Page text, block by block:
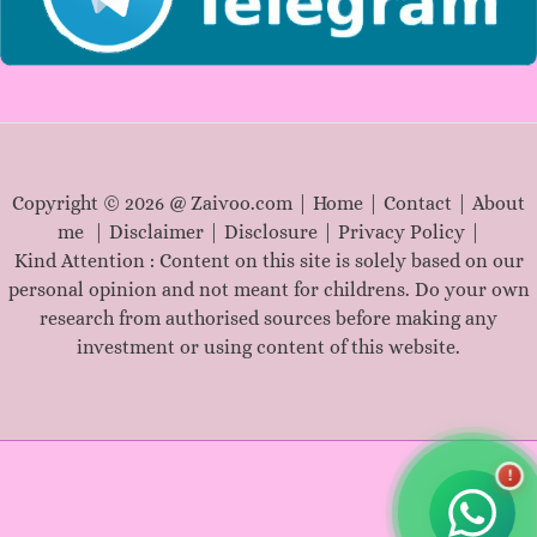
Copyright © 2026 @ Zaivoo.com | Home Contact
About
me
Disclaimer| Disclosure| Privacy Policy|
Kind Attention : Content on this site is solely based on our
personal opinion and not meant for childrens. Do your own
research from authorised sources before making any
investment or using content of this website.
!